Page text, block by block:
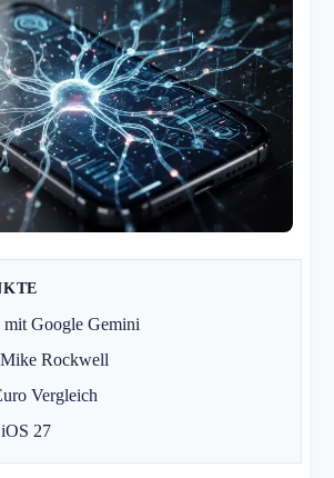
Google Gemini
Rockwell
Vergleich
27